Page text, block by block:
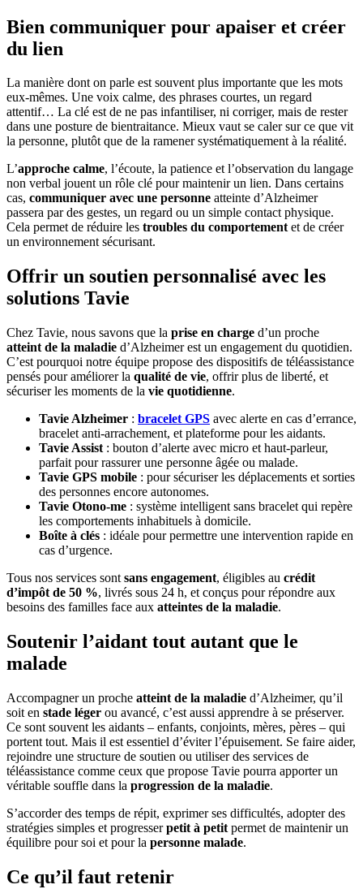
Bien communiquer pour apaiser et créer
du lien
La manière dont on parle est souvent plus importante que les mots
eux-mêmes. Une voix calme, des phrases courtes, un regard
attentif… La clé est de ne pas infantiliser, ni corriger, mais de rester
dans une posture de bientraitance. Mieux vaut se caler sur ce que vit
la personne, plutôt que de la ramener systématiquement à la réalité.
L’approche calme, l’écoute, la patience et l’observation du langage
non verbal jouent un rôle clé pour maintenir un lien. Dans certains
cas, communiquer avec une personne atteinte d’Alzheimer
passera par des gestes, un regard ou un simple contact physique.
Cela permet de réduire les troubles du comportementet de créer
un environnement sécurisant.
Offrir un soutien personnalisé avec les
solutions Tavie
Chez Tavie, nous savons que la prise en charge d’un proche
atteint de la maladie d’Alzheimer est un engagement du quotidien.
C’est pourquoi notre équipe propose des dispositifs de téléassistance
pensés pour améliorer la qualité de vie, offrir plus de liberté, et
sécuriser les moments de la vie quotidienne.
Tavie Alzheimer : bracelet GPS avec alerte en cas d’errance,
bracelet anti-arrachement, et plateforme pour les aidants.
Tavie Assist : bouton d’alerte avec micro et haut-parleur,
parfait pour rassurer une personne âgée ou malade.
Tavie GPS mobile : pour sécuriser les déplacements et sorties
des personnes encore autonomes.
Tavie Otono-me : système intelligent sans bracelet qui repère
les comportements inhabituels à domicile.
Boîte à clés : idéale pour permettre une intervention rapide en
cas d’urgence.
Tous nos services sont sans engagement, éligibles au crédit
d’impôt de 50 %, livrés sous 24 h, et conçus pour répondre aux
besoins des familles face aux atteintes de la maladie.
Soutenir l’aidant tout autant que le
malade
Accompagner un proche atteint de la maladie d’Alzheimer, qu’il
soit en stade léger ou avancé, c’est aussi apprendre à se préserver.
Ce sont souvent les aidants – enfants, conjoints, mères, pères – qui
portent tout. Mais il est essentiel d’éviter l’épuisement. Se faire aider,
rejoindre une structure de soutien ou utiliser des services de
téléassistance comme ceux que propose Tavie pourra apporter un
véritable souffle dans la progression de la maladie.
S’accorder des temps de répit, exprimer ses difficultés, adopter des
stratégies simples et progresserpetit à petit permet de maintenir un
équilibre pour soi et pour la personne malade.
Ce qu’il faut retenir